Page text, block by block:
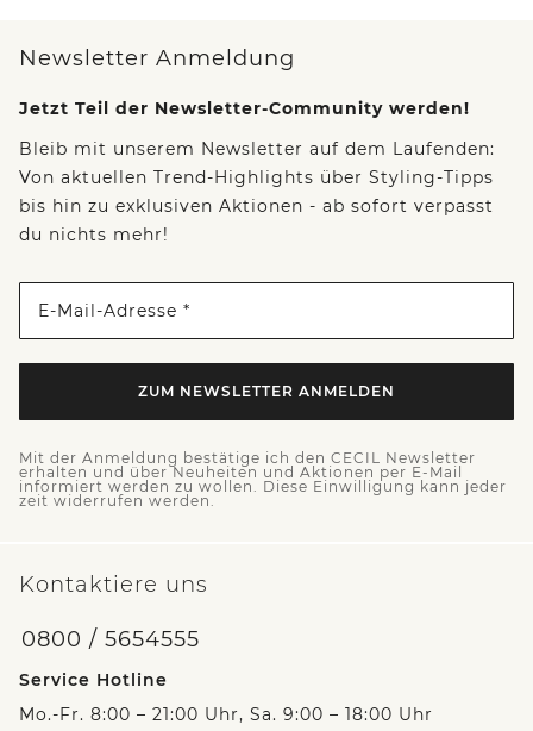
Newsletter Anmeldung
Jetzt Teil der Newsletter-Community werden!
Bleib mit unserem Newsletter auf dem Laufenden:
Von aktuellen Trend-Highlights über Styling-Tipps
bis hin zu exklusiven Aktionen - ab sofort verpasst
du nichts mehr!
E-Mail-Adresse *
ZUM NEWSLETTER ANMELDEN
Mit der Anmeldung bestätige ich den CECIL Newsletter
erhalten und über Neuheiten und Aktionen per E-Mail
informiert werden zu wollen. Diese Einwilligung kann jeder
zeit widerrufen werden.
Kontaktiere uns
0800 / 5654555
Service Hotline
Mo.-Fr. 8:00 – 21:00 Uhr, Sa. 9:00 – 18:00 Uhr